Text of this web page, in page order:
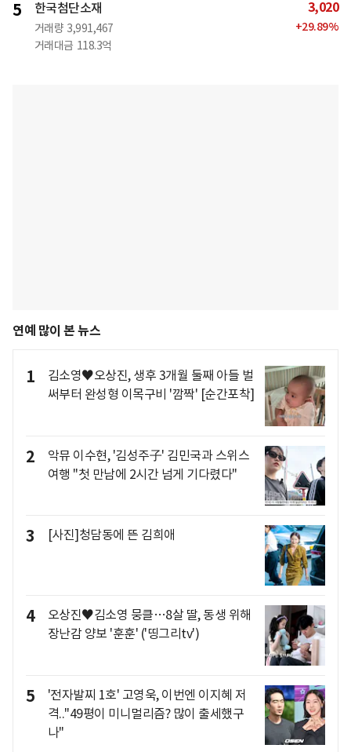
5 한국첨단소재
거래량 3,991,467
거래대금 118.3억
3,020
+29.89%
연예 많이 본 뉴스
1
김소영♥오상진, 생후 3개월 둘째 아들 벌
써부터 완성형 이목구비 '깜짝' [순간포착]
2
악뮤 이수현, '김성주子' 김민국과 스위스
여행 "첫 만남에 2시간 넘게 기다렸다"
3 [사진]청담동에 뜬 김희애
4
오상진♥김소영 뭉클…8살 딸, 동생 위해
장난감 양보 '훈훈' ('띵그리tv')
5
'전자발찌 1호' 고영욱, 이번엔 이지혜 저
격.."49평이 미니멀리즘? 많이 출세했구
나"